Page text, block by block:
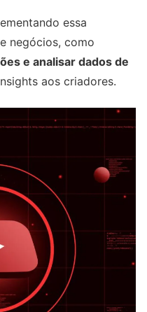
essa
negócios, como
e analisar dados de
aos criadores.